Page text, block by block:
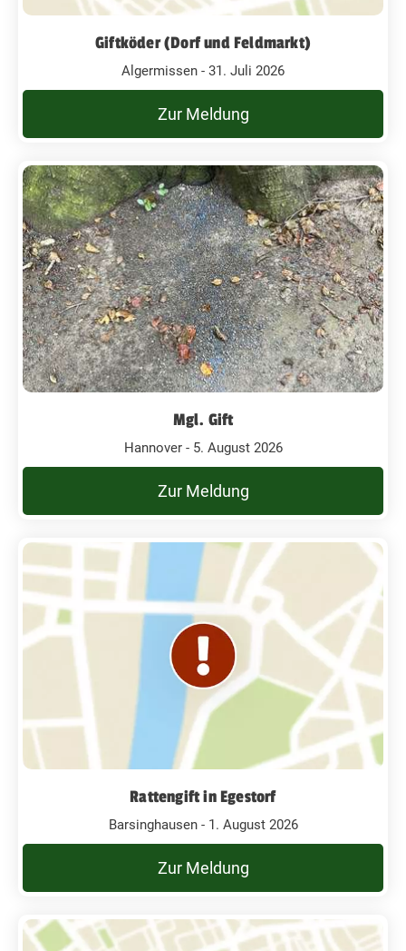
Giftköder (Dorf und Feldmarkt)
Algermissen - 31. Juli 2026
Zur Meldung
Mgl. Gift
Hannover - 5. August 2026
Zur Meldung
Rattengift in Egestorf
Barsinghausen - 1. August 2026
Zur Meldung